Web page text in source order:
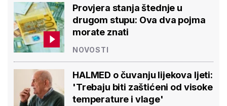
Provjera stanja štednje u
drugom stupu: Ova dva pojma
morate znati
NOVOSTI
HALMED o čuvanju lijekova ljeti:
'Trebaju biti zaštićeni od visoke
temperature i vlage'